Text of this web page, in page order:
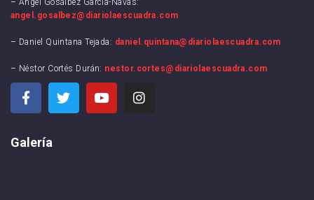
– Ángel Gosálbez García-Navas:
angel.gosalbez@diariolaescuadra.com
– Daniel Quintana Tejada: daniel.quintana@diariolaescuadra.com
– Néstor Cortés Durán: nestor.cortes@diariolaescuadra.com
Galería